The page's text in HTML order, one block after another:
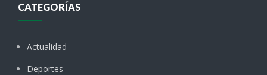
CATEGORÍAS
Actualidad
Deportes